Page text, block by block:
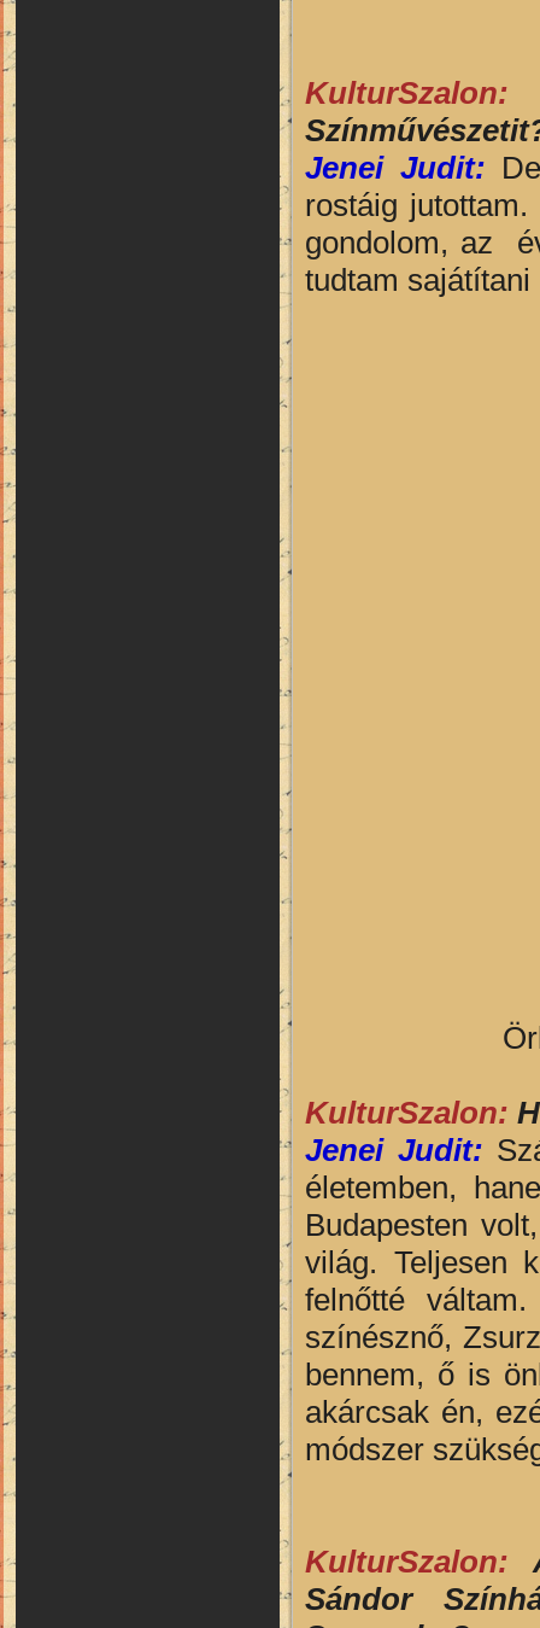
Jenei Judit:
rostáig
gondolom, az
tudtam
KulturSzalon:
Jenei Judit:
életemben,
Budapesten
világ. Teljesen
felnőtté
színésznő,
bennem, ő is
akárcsak én,
módszer
KulturSzalon:
Sándor